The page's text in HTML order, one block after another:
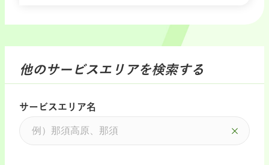
他のサービスエリアを検索する
サービスエリア名